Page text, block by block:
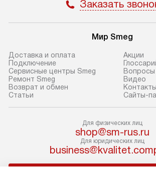
упакованный товар до подъезда.
Если вам необходимо доставить
покупку до двери вашей квартиры
или места установки, пожалуйста,
предварительно согласуйте это
Обратите внимание на размеры
товара: например, если габариты
холодильника не позволяют
пронести его через дверной проем,
Заказать
Мир Smeg
Доставка и оплата
Подключение
Сервисные центры Smeg
Ремонт Smeg
Возврат и обмен
Статьи
Акции
Вопросы
Видео
Контакты
Сайты-
Для физических лиц
shop@sm-rus.ru
Для юридических лиц